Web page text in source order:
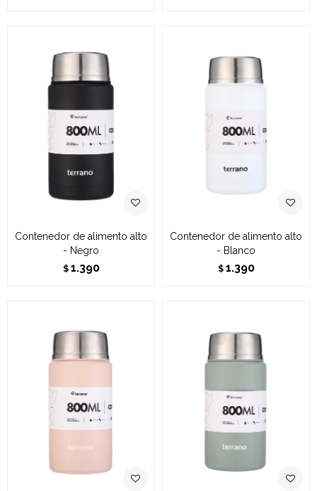
Contenedor de alimento alto
- Negro
$ 1.390
Contenedor de alimento alto
- Blanco
$ 1.390